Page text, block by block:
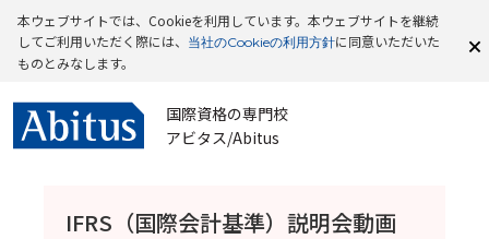
本ウェブサイトでは、Cookieを利用しています。本ウェブサイトを継続
してご利用いただく際には、
当社のCookieの利用方針に同意いただいた
ものとみなします。
国際資格の専門校
アビタス/Abitus
IFRS（国際会計基準）説明会動画